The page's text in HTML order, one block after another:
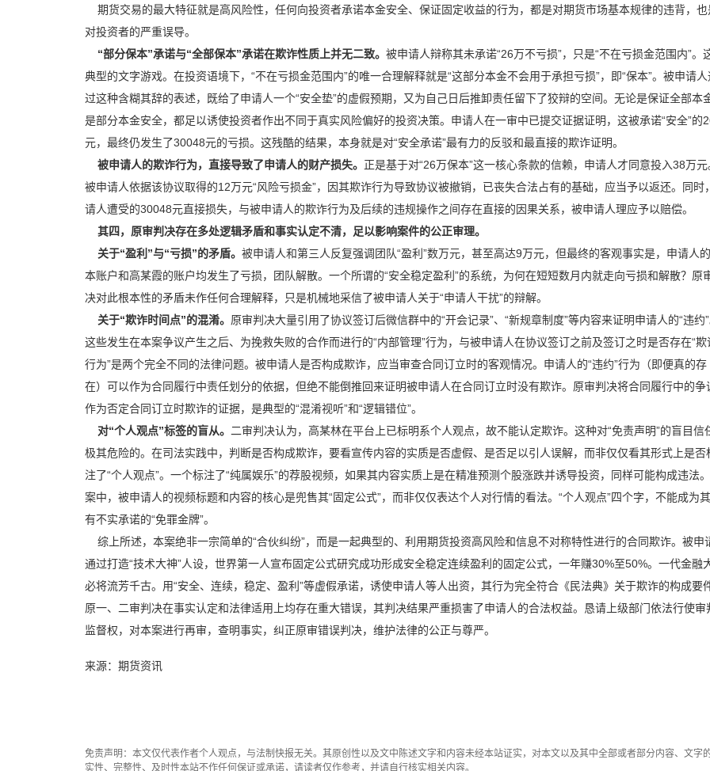
期货交易的最大特征就是高风险性，任何向投资者承诺本金安全、保证固定收益的行为，都是对期货市场基本规律的违背，也
对投资者的严重误导。
“部分保本”承诺与“全部保本”承诺在欺诈性质上并无二致。 被申请人辩称其未承诺“26万不亏损”，只是“不在亏损金范围内”。
典型的文字游戏。在投资语境下，“不在亏损金范围内”的唯一合理解释就是“这部分本金不会用于承担亏损”，即“保本”。被申请人
过这种含糊其辞的表述，既给了申请人一个“安全垫”的虚假预期，又为自己日后推卸责任留下了狡辩的空间。无论是保证全部本
是部分本金安全，都足以诱使投资者作出不同于真实风险偏好的投资决策。申请人在一审中已提交证据证明，这被承诺“安全”的
元，最终仍发生了30048元的亏损。这残酷的结果，本身就是对“安全承诺”最有力的反驳和最直接的欺诈证明。
被申请人的欺诈行为，直接导致了申请人的财产损失。 正是基于对“26万保本”这一核心条款的信赖，申请人才同意投入38万元
被申请人依据该协议取得的12万元“风险亏损金”，因其欺诈行为导致协议被撤销，已丧失合法占有的基础，应当予以返还。同时
请人遭受的30048元直接损失，与被申请人的欺诈行为及后续的违规操作之间存在直接的因果关系，被申请人理应予以赔偿。
其四，原审判决存在多处逻辑矛盾和事实认定不清，足以影响案件的公正审理。
关于“盈利”与“亏损”的矛盾。 被申请人和第三人反复强调团队“盈利”数万元，甚至高达9万元，但最终的客观事实是，申请人
本账户和高某霞的账户均发生了亏损，团队解散。一个所谓的“安全稳定盈利”的系统，为何在短短数月内就走向亏损和解散？原
决对此根本性的矛盾未作任何合理解释，只是机械地采信了被申请人关于“申请人干扰”的辩解。
关于“欺诈时间点”的混淆。 原审判决大量引用了协议签订后微信群中的“开会记录”、“新规章制度”等内容来证明申请人的“违约”
这些发生在本案争议产生之后、为挽救失败的合作而进行的“内部管理”行为，与被申请人在协议签订之前及签订之时是否存在“欺
行为”是两个完全不同的法律问题。被申请人是否构成欺诈，应当审查合同订立时的客观情况。申请人的“违约”行为（即便真的存
在）可以作为合同履行中责任划分的依据，但绝不能倒推回来证明被申请人在合同订立时没有欺诈。原审判决将合同履行中的争
作为否定合同订立时欺诈的证据，是典型的“混淆视听”和“逻辑错位”。
对“个人观点”标签的盲从。
二审判决认为，高某林在平台上已标明系个人观点，故不能认定欺诈。这种对“免责声明”的盲目信
极其危险的。在司法实践中，判断是否构成欺诈，要看宣传内容的实质是否虚假、是否足以引人误解，而非仅仅看其形式上是否
注了“个人观点”。一个标注了“纯属娱乐”的荐股视频，如果其内容实质上是在精准预测个股涨跌并诱导投资，同样可能构成违法
案中，被申请人的视频标题和内容的核心是兜售其“固定公式”，而非仅仅表达个人对行情的看法。“个人观点”四个字，不能成为
有不实承诺的“免罪金牌”。
综上所述，本案绝非一宗简单的“合伙纠纷”，而是一起典型的、利用期货投资高风险和信息不对称特性进行的合同欺诈。被申
通过打造“技术大神”人设，世界第一人宣布固定公式研究成功形成安全稳定连续盈利的固定公式，一年赚30%至50%。一代金融
必将流芳千古。用“安全、连续，稳定、盈利”等虚假承诺，诱使申请人等人出资，其行为完全符合《民法典》关于欺诈的构成要件
原一、二审判决在事实认定和法律适用上均存在重大错误，其判决结果严重损害了申请人的合法权益。恳请上级部门依法行使审
监督权，对本案进行再审，查明事实，纠正原审错误判决，维护法律的公正与尊严。
来源：期货资讯
免责声明：本文仅代表作者个人观点，与法制快报无关。其原创性以及文中陈述文字和内容未经本站证实，对本文以及其中全部或者部分内容、文字
实性、完整性、及时性本站不作任何保证或承诺，请读者仅作参考，并请自行核实相关内容。